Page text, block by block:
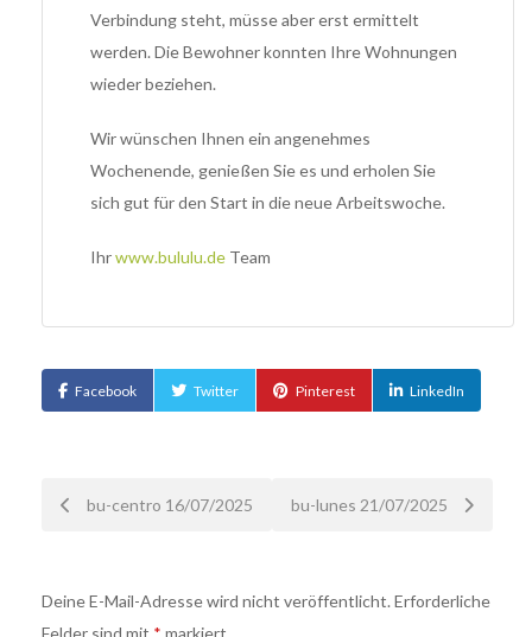
Verbindung steht, müsse aber erst ermittelt
werden. Die Bewohner konnten Ihre Wohnungen
wieder beziehen.
Wir wünschen Ihnen ein angenehmes
Wochenende, genießen Sie es und erholen Sie
sich gut für den Start in die neue Arbeitswoche.
Ihrwww.bululu.de Team
Facebook Twitter Pinterest LinkedIn
Nach
Navigation
bu-centro 16/07/2025 bu-lunes 21/07/2025
Deine E-Mail-Adresse wird nicht veröffentlicht. Erforderliche
Felder sind mit * markiert